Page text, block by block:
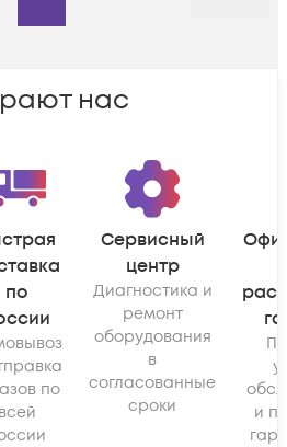
нас
по
по
всей
Сервисный
центр
Диагностика и
ремонт
оборудования
в
согласованные
сроки
и